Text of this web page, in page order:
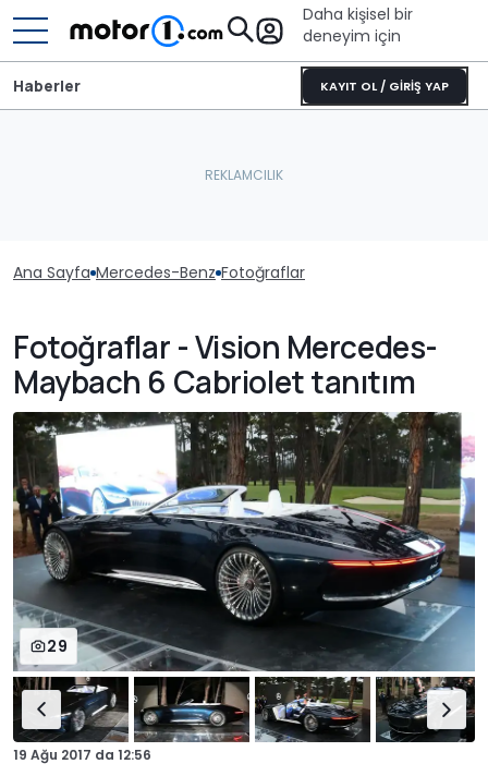
Daha kişisel bir
deneyim için
KAYIT OL / GİRİŞ YAP
Haberler
Ana Sayfa Mercedes-Benz Fotoğraflar
Fotoğraflar - Vision Mercedes-
Maybach 6 Cabriolet tanıtım
29
19 Ağu 2017 da 12:56